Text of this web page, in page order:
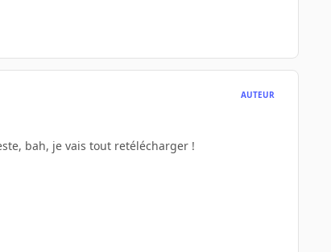
AUTEUR
bah, je vais tout retélécharger !